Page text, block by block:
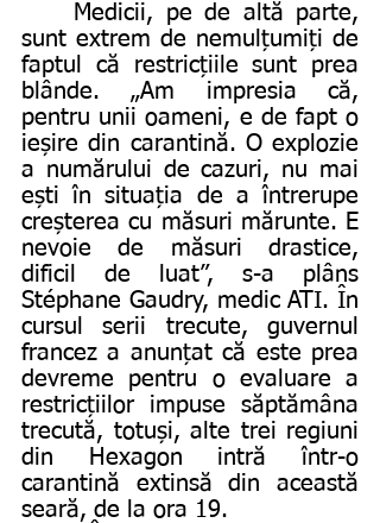
sunt extrem de nemulțumiți de
faptul că restricțiile sunt prea
blânde. „Am impresia că,
pentru unii oameni, e de fapt o
ieșire din carantină. O explozie
a numărului de cazuri, nu mai
ești în situația de a întrerupe
creșterea cu măsuri mărunte. E
nevoie de măsuri drastice,
dificil de luat”, s-a plâns
Stéphane Gaudry, medic ATI. În
cursul serii trecute, guvernul
francez a anunțat că este prea
devreme pentru o evaluare a
restricțiilor impuse săptămâna
trecută, totuși, alte trei regiuni
din Hexagon intră într-o
carantină extinsă din această
seară, de la ora 19.